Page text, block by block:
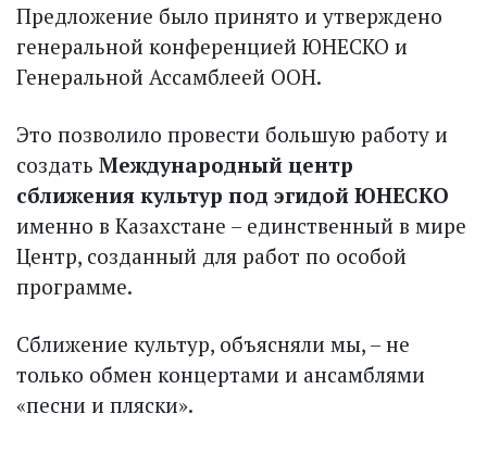
Предложение было принято и утверждено
генеральной конференцией ЮНЕСКО и
Генеральной Ассамблеей ООН.
Это позволило провести большую работу и
создать Международный центр
сближения культур под эгидой ЮНЕСКО
именно в Казахстане – единственный в мире
Центр, созданный для работ по особой
программе.
Сближение культур, объясняли мы, – не
только обмен концертами и ансамблями
«песни и пляски».